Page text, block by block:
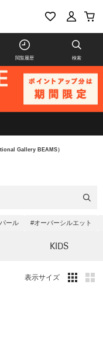
閲覧履歴 検索
Gallery BEAMS）
ール #オーバーシルエット
KIDS
表示サイズ